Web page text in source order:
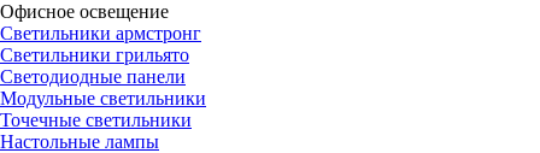
Офисное освещение
Светильники армстронг
Светильники грильято
Светодиодные панели
Модульные светильники
Точечные светильники
Настольные лампы